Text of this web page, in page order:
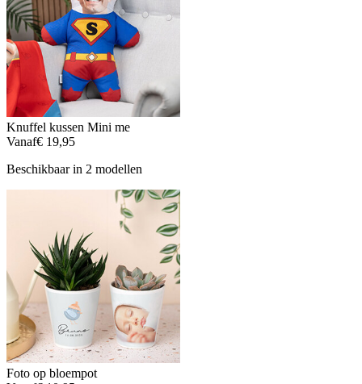
Knuffel kussen Mini me
Vanaf€ 19,95
Beschikbaar in 2 modellen
Foto op bloempot